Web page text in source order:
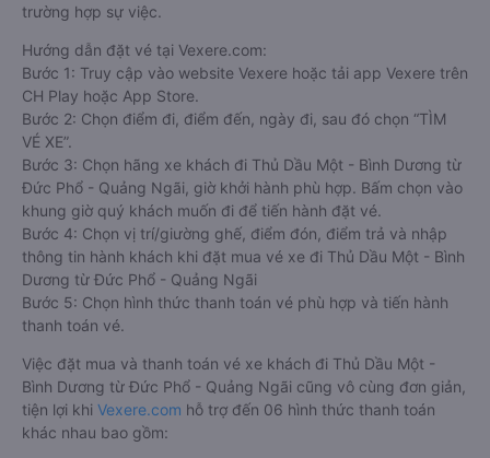
trường hợp sự việc.
Hướng dẫn đặt vé tại Vexere.com:
Bước 1: Truy cập vào website Vexere hoặc tải app Vexere trên
CH Play hoặc App Store.
Bước 2: Chọn điểm đi, điểm đến, ngày đi, sau đó chọn “TÌM
VÉ XE”.
Bước 3: Chọn hãng xe khách đi Thủ Dầu Một - Bình Dương từ
Đức Phổ - Quảng Ngãi, giờ khởi hành phù hợp. Bấm chọn vào
khung giờ quý khách muốn đi để tiến hành đặt vé.
Bước 4: Chọn vị trí/giường ghế, điểm đón, điểm trả và nhập
thông tin hành khách khi đặt mua vé xe đi Thủ Dầu Một - Bình
Dương từ Đức Phổ - Quảng Ngãi
Bước 5: Chọn hình thức thanh toán vé phù hợp và tiến hành
thanh toán vé.
Việc đặt mua và thanh toán vé xe khách đi Thủ Dầu Một -
Bình Dương từ Đức Phổ - Quảng Ngãi cũng vô cùng đơn giản,
tiện lợi khi Vexere.com hỗ trợ đến 06 hình thức thanh toán
khác nhau bao gồm: